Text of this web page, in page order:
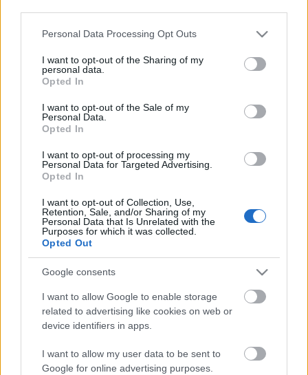
Please note that this website/app uses one or more Google
not limited to your visit or usage behaviour. You may click to
grant or deny consent to Google and its third-party tags to
use your data for below specified purposes in below Google
consent section.
Personal Data Processing Opt Outs
I want to opt-out of the Sharing of my
personal data.
Opted In
I want to opt-out of the Sale of my
Personal Data.
Opted In
I want to opt-out of processing my
Personal Data for Targeted Advertising.
Opted In
I want to opt-out of Collection, Use,
Retention, Sale, and/or Sharing of my
Personal Data that Is Unrelated with the
Purposes for which it was collected.
Opted Out
Google consents
I want to allow Google to enable storage
related to advertising like cookies on web or
device identifiers in apps.
I want to allow my user data to be sent to
Google for online advertising purposes.
pop
Ajánlott bejegyzések:
Sok a zene, sok a kütyü, sok a móka - Ez